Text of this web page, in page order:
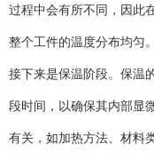
过程中会有所不同，因此
整个工件的温度分布均匀。
接下来是保温阶段。保温
段时间，以确保其内部显
有关，如加热方法、材料